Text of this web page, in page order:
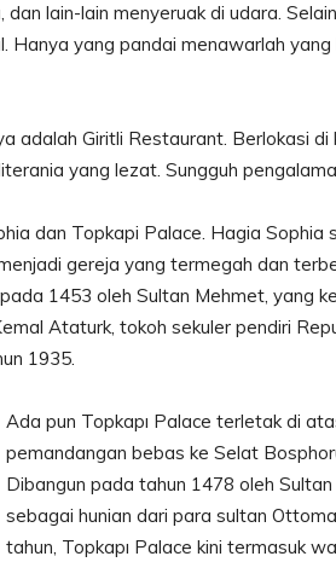
lain-lain menyeruak di udara.
Hanya yang pandai menawarlah
adalah Giritli Restaurant. Berlokasi
yang lezat. Sungguh
dan Topkapi Palace. Hagia Sophia
gereja yang termegah dan
1453 oleh Sultan Mehmet, yang
Ataturk, tokoh sekuler pendiri
1935.
Ada pun Topkapı Palace terletak di
pemandangan bebas ke Selat
Dibangun pada tahun 1478 oleh
sebagai hunian dari para sultan
tahun, Topkapı Palace kini termasuk